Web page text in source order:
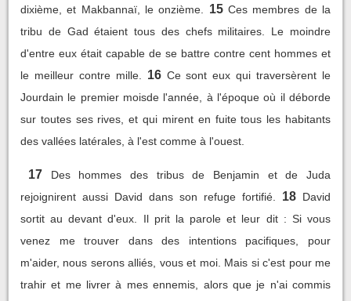
dixième, et Makbannaï, le onzième.
15 Ces membres de la
tribu de Gad étaient tous des chefs militaires. Le moindre
d'entre eux était capable de se battre contre cent hommes et
le meilleur contre mille.
16 Ce sont eux qui traversèrent le
Jourdain le premier moisde l'année, à l'époque où il déborde
sur toutes ses rives, et qui mirent en fuite tous les habitants
des vallées latérales, à l'est comme à l'ouest.
17
Des hommes des tribus de Benjamin et de Juda
rejoignirent aussi David dans son refuge fortifié.
18 David
sortit au devant d'eux. Il prit la parole et leur dit : Si vous
venez me trouver dans des intentions pacifiques, pour
m'aider, nous serons alliés, vous et moi. Mais si c'est pour me
trahir et me livrer à mes ennemis, alors que je n'ai commis